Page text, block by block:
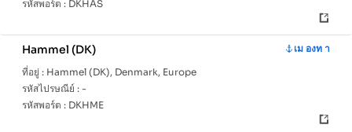
รหัสพอร์ต : DKHAS
Hammel (DK)
เม องท า
ที่อยู่ : Hammel (DK), Denmark, Europe
รหัสไปรษณีย์ : -
รหัสพอร์ต : DKHME